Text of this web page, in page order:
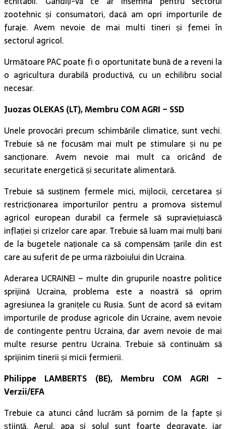
zootehnic și consumatori, dacă am opri importurile de
furaje. Avem nevoie de mai multi tineri și femei în
sectorul agricol.
Următoare PAC poate fi o oportunitate bună de a reveni la
o agricultura durabilă productivă, cu un echilibru social
necesar.
Juozas OLEKAS (LT), Membru COM AGRI – SSD
Unele provocări precum schimbările climatice, sunt vechi.
Trebuie să ne focusăm mai mult pe stimulare și nu pe
sancționare. Avem nevoie mai mult ca oricând de
securitate energetică și securitate alimentară.
Trebuie să susținem fermele mici, mijlocii, cercetarea și
restricționarea importurilor pentru a promova sistemul
agricol european durabil ca fermele să supraviețuiască
inflației și crizelor care apar. Trebuie să luam mai mulți bani
de la bugetele naționale ca să compensăm țarile din est
care au suferit de pe urma războiului din Ucraina.
Aderarea UCRAINEI – multe din grupurile noastre politice
sprijină Ucraina, problema este a noastră să oprim
agresiunea la granițele cu Rusia. Sunt de acord să evitam
importurile de produse agricole din Ucraine, avem nevoie
de contingente pentru Ucraina, dar avem nevoie de mai
multe resurse pentru Ucraina. Trebuie să continuăm să
sprijinim tinerii și micii fermierii.
Philippe LAMBERTS (BE), Membru COM AGRI –
Verzii/EFA
Trebuie ca atunci când lucrăm să pornim de la fapte și
știință. Aerul, apa și solul sunt foarte degravate, iar